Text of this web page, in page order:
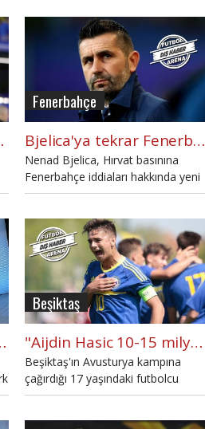
Fenerbahçe
Bjelica'ya tekrar Fenerbahçe'yi sordular! Hırvat basınına konuştu
Nenad Bjelica, Hırvat basınına
Fenerbahçe iddiaları hakkında yeni
açıklamalarda bulundu.
söylediler"
Beşiktaş
"Aijdin Hasic 10-15 milyon euro kazandırabilecek futbolcu"
Beşiktaş'ın Avusturya kampına
çağırdığı 17 yaşındaki futbolcu
Aijdin Hasic'in Dinamo Zagreb'den